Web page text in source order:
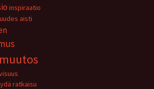
inspiraatio
aisti
muutos
ratkaisu